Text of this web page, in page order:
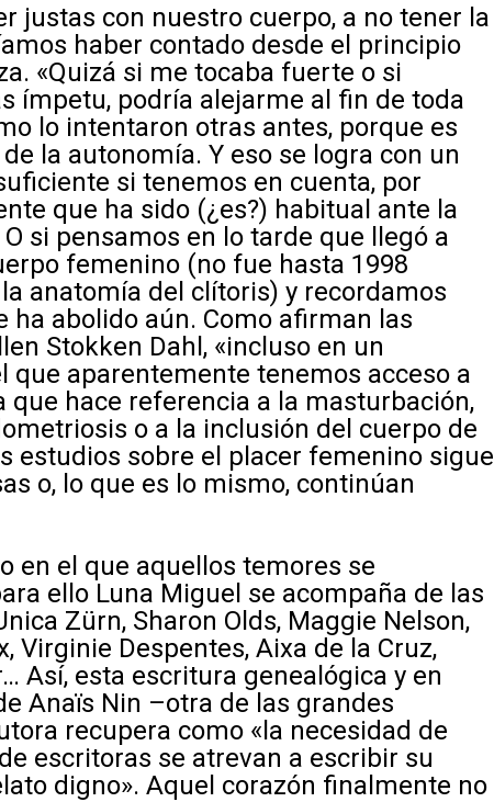
justas con nuestro cuerpo, a no tener la
haber contado desde el principio
«Quizá si me tocaba fuerte o si
ímpetu, podría alejarme al fin de toda
lo intentaron otras antes, porque es
la autonomía. Y eso se logra con un
si tenemos en cuenta, por
que ha sido (¿es?) habitual ante la
si pensamos en lo tarde que llegó a
femenino (no fue hasta 1998
anatomía del clítoris) y recordamos
abolido aún. Como afirman las
Stokken Dahl, «incluso en un
que aparentemente tenemos acceso a
hace referencia a la masturbación,
o a la inclusión del cuerpo de
estudios sobre el placer femenino sigue
o, lo que es lo mismo, continúan
en el que aquellos temores se
ello Luna Miguel se acompaña de las
Zürn, Sharon Olds, Maggie Nelson,
Virginie Despentes, Aixa de la Cruz,
Así, esta escritura genealógica y en
Anaïs Nin –otra de las grandes
recupera como «la necesidad de
escritoras se atrevan a escribir su
digno». Aquel corazón finalmente no